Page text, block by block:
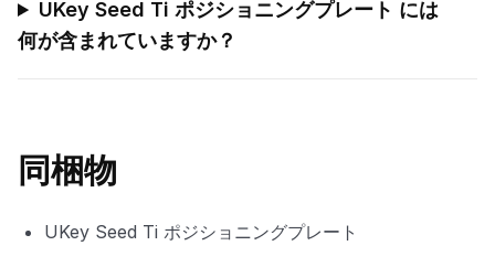
UKey Seed Ti ポジショニングプレート には
何が含まれていますか？
同梱物
UKey Seed Ti ポジショニングプレート